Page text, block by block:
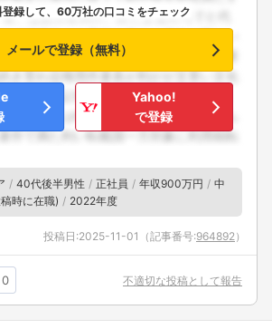
登録して、60万社の口コミをチェック
メールで登録（無料）
Yahoo!
で登録
40代後半男性 正社員 年収900万円
中
時に在職)
2022年度
投稿日:2025-11-01 （記事番号:964892 ）
0 不適切な投稿として報告